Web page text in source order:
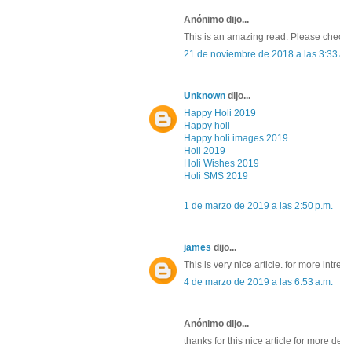
Anónimo dijo...
This is an amazing read. Please
21 de noviembre de 2018 a las 3:33
Unknown dijo...
Happy Holi 2019
Happy holi
Happy holi images 2019
Holi 2019
Holi Wishes 2019
Holi SMS 2019
1 de marzo de 2019 a las 2:50 p.m.
james dijo...
This is very nice article. for more
4 de marzo de 2019 a las 6:53 a.m.
Anónimo dijo...
thanks for this nice article for more